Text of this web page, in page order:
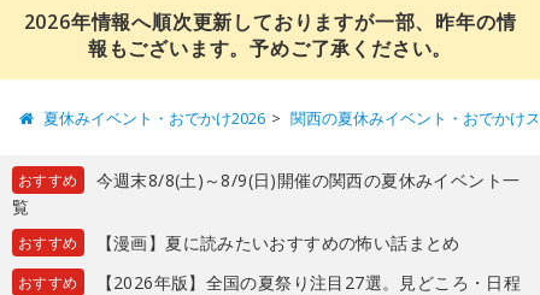
2026年情報へ順次更新しておりますが一部、昨年の情
報もございます。予めご了承ください。
夏休みイベント・おでかけ2026 関西の夏休みイベント・おでかけ
おすすめ
今週末8/8(土)～8/9(日)開催の関西の夏休みイベント一
覧
おすすめ 【漫画】夏に読みたいおすすめの怖い話まとめ
おすすめ
【2026年版】全国の夏祭り注目27選。見どころ・日程